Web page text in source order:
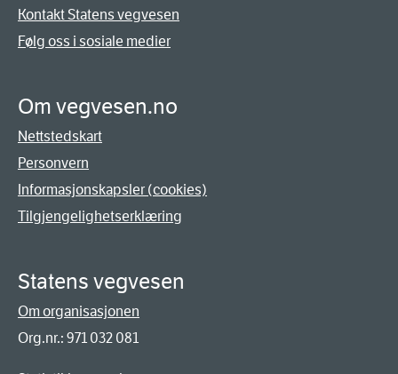
Kontakt Statens vegvesen
Følg oss i sosiale medier
Om vegvesen.no
Nettstedskart
Personvern
Informasjonskapsler (cookies)
Tilgjengelighetserklæring
Statens vegvesen
Om organisasjonen
Org.nr.: 971 032 081